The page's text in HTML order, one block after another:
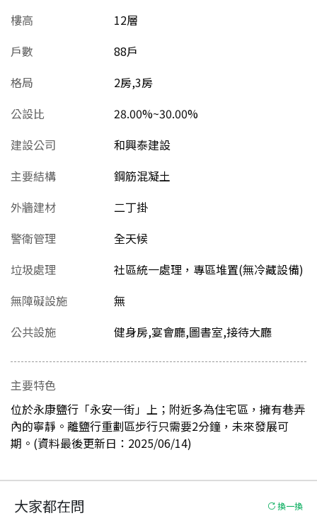
樓高
12層
戶數
88戶
格局
2房,3房
公設比
28.00%~30.00%
建設公司
和興泰建設
主要結構
鋼筋混凝土
外牆建材
二丁掛
警衛管理
全天候
垃圾處理
社區統一處理，專區堆置(無冷藏設備)
無障礙設施
無
公共設施
健身房,宴會廳,圖書室,接待大廳
主要特色
位於永康鹽行「永安一街」上；附近多為住宅區，擁有巷弄
內的寧靜。離鹽行重劃區步行只需要2分鐘，未來發展可
期。(資料最後更新日：2025/06/14)
大家都在問 換一換